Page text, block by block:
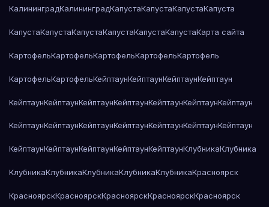
КалининградКалининградКапустаКапустаКапустаКапуста
КапустаКапустаКапустаКапустаКапустаКапустаКарта сайта
КартофельКартофельКартофельКартофельКартофель
КартофельКартофельКейптаунКейптаунКейптаунКейптаун
КейптаунКейптаунКейптаунКейптаунКейптаунКейптаунКейптаун
КейптаунКейптаунКейптаунКейптаунКейптаунКейптаунКейптаун
КейптаунКейптаунКейптаунКейптаунКейптаунКлубникаКлубника
КлубникаКлубникаКлубникаКлубникаКлубникаКрасноярск
КрасноярскКрасноярскКрасноярскКрасноярскКрасноярск